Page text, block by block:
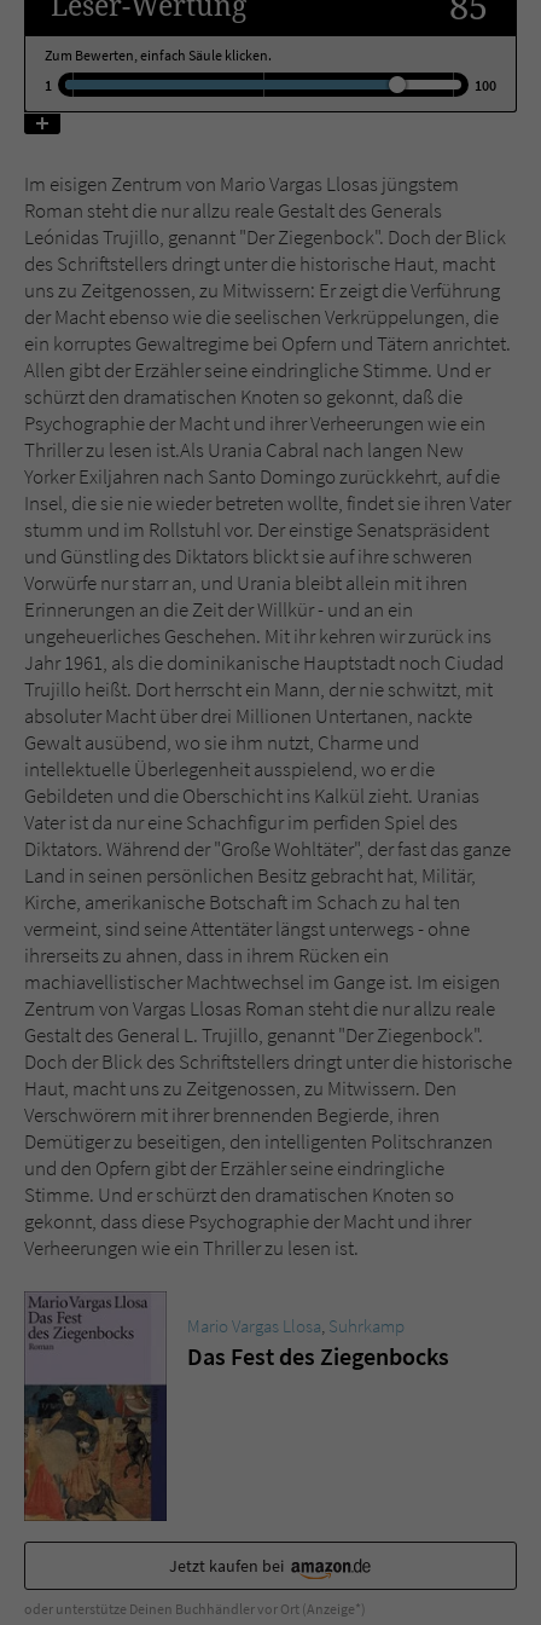
Zum Bewerten, einfach Säule klicken.
1
100
Im eisigen Zentrum von Mario Vargas Llosas jüngstem
Roman steht die nur allzu reale Gestalt des Generals
Leónidas Trujillo, genannt "Der Ziegenbock". Doch der Blick
des Schriftstellers dringt unter die historische Haut, macht
uns zu Zeitgenossen, zu Mitwissern: Er zeigt die Verführung
der Macht ebenso wie die seelischen Verkrüppelungen, die
ein korruptes Gewaltregime bei Opfern und Tätern anrichtet.
Allen gibt der Erzähler seine eindringliche Stimme. Und er
schürzt den dramatischen Knoten so gekonnt, daß die
Psychographie der Macht und ihrer Verheerungen wie ein
Thriller zu lesen ist.Als Urania Cabral nach langen New
Yorker Exiljahren nach Santo Domingo zurückkehrt, auf die
Insel, die sie nie wieder betreten wollte, findet sie ihren Vater
stumm und im Rollstuhl vor. Der einstige Senatspräsident
und Günstling des Diktators blickt sie auf ihre schweren
Vorwürfe nur starr an, und Urania bleibt allein mit ihren
Erinnerungen an die Zeit der Willkür - und an ein
ungeheuerliches Geschehen. Mit ihr kehren wir zurück ins
Jahr 1961, als die dominikanische Hauptstadt noch Ciudad
Trujillo heißt. Dort herrscht ein Mann, der nie schwitzt, mit
absoluter Macht über drei Millionen Untertanen, nackte
Gewalt ausübend, wo sie ihm nutzt, Charme und
intellektuelle Überlegenheit ausspielend, wo er die
Gebildeten und die Oberschicht ins Kalkül zieht. Uranias
Vater ist da nur eine Schachfigur im perfiden Spiel des
Diktators. Während der "Große Wohltäter", der fast das ganze
Land in seinen persönlichen Besitz gebracht hat, Militär,
Kirche, amerikanische Botschaft im Schach zu hal ten
vermeint, sind seine Attentäter längst unterwegs - ohne
ihrerseits zu ahnen, dass in ihrem Rücken ein
machiavellistischer Machtwechsel im Gange ist. Im eisigen
Zentrum von Vargas Llosas Roman steht die nur allzu reale
Gestalt des General L. Trujillo, genannt "Der Ziegenbock".
Doch der Blick des Schriftstellers dringt unter die historische
Haut, macht uns zu Zeitgenossen, zu Mitwissern. Den
Verschwörern mit ihrer brennenden Begierde, ihren
Demütiger zu beseitigen, den intelligenten Politschranzen
und den Opfern gibt der Erzähler seine eindringliche
Stimme. Und er schürzt den dramatischen Knoten so
gekonnt, dass diese Psychographie der Macht und ihrer
Verheerungen wie ein Thriller zu lesen ist.
Mario Vargas Llosa, Suhrkamp
Das Fest des Ziegenbocks
Jetzt kaufen bei
oder unterstütze Deinen Buchhändler vor Ort (Anzeige*)
Name tx_pwcomments_ahash
Anbieter Literatur-Couch Medien GmbH & Co. KG
Zweck Cookie für Kommentare einzelner Buchtitel
Name fe_typo_user
Anbieter Literatur-Couch Medien GmbH & Co. KG
Laufzeit Session
Dieses Cookie gewährleistet die
Kommunikation der Webseite mit dem
Benutzer. Es wird benötigt um z. B. den
Sicherheitscode des Kontaktformulars zu
überprüfen.